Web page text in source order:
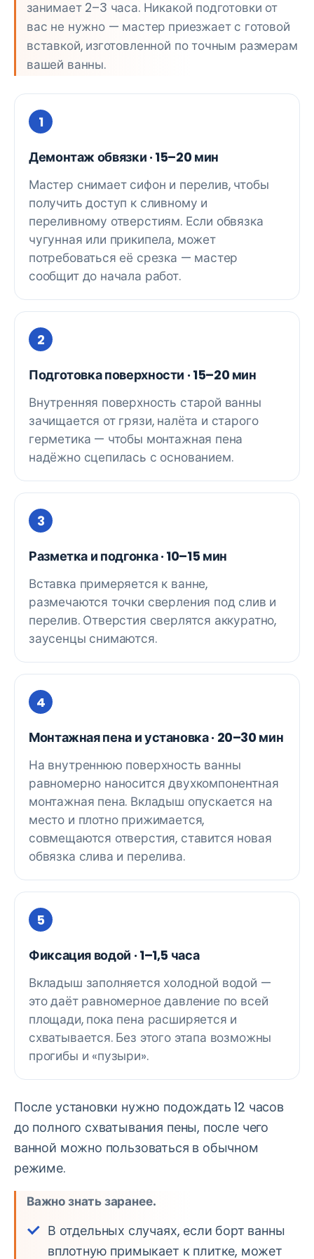
занимает 2–3 часа. Никакой подготовки от
вас не нужно — мастер приезжает с готовой
вставкой, изготовленной по точным размерам
вашей ванны.
Демонтаж обвязки · 15–20 мин
Мастер снимает сифон и перелив, чтобы
получить доступ к сливному и
переливному отверстиям. Если обвязка
чугунная или прикипела, может
потребоваться её срезка — мастер
сообщит до начала работ.
Подготовка поверхности · 15–20 мин
Внутренняя поверхность старой ванны
зачищается от грязи, налёта и старого
герметика — чтобы монтажная пена
надёжно сцепилась с основанием.
Разметка и подгонка · 10–15 мин
Вставка примеряется к ванне,
размечаются точки сверления под слив и
перелив. Отверстия сверлятся аккуратно,
заусенцы снимаются.
Монтажная пена и установка · 20–30 мин
На внутреннюю поверхность ванны
равномерно наносится двухкомпонентная
монтажная пена. Вкладыш опускается на
место и плотно прижимается,
совмещаются отверстия, ставится новая
обвязка слива и перелива.
Фиксация водой · 1–1,5 часа
Вкладыш заполняется холодной водой —
это даёт равномерное давление по всей
площади, пока пена расширяется и
схватывается. Без этого этапа возможны
прогибы и «пузыри».
После установки нужно подождать 12 часов
до полного схватывания пены, после чего
ванной можно пользоваться в обычном
режиме.
Важно знать заранее.
В отдельных случаях, если борт ванны
вплотную примыкает к плитке, может